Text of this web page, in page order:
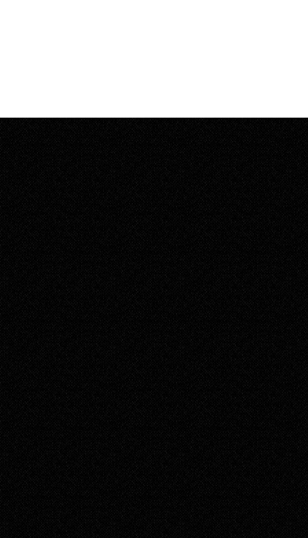
artistiquement importante. C’est en effet la
dernière couche de vernis qui est appliquée par-
dessus le mix initial pour lui apporter plus de
clarté, une meilleure spatialisation, une
compression transparente et agréable, ainsi
qu’une coloration musicale et en accord avec la
vision de l’artiste.
Trop souvent considérée comme une étape peu
utile, c’est pourtant le mastering qui permet à une
chanson ou une musique d’être exploitable à un
niveau professionnel. Dans le cadre de la
production d’un album, le mastering s’avère
capital puisqu’il permet à l’ensemble des pièces le
composant de sonner comme une œuvre à part
entière et non comme une simple compilation.
Si vous souhaitez faire rayonner votre musique à
un niveau pro ou semi-pro, il vous sera nécessaire
de faire passer votre mix par le chemin du
mastering.